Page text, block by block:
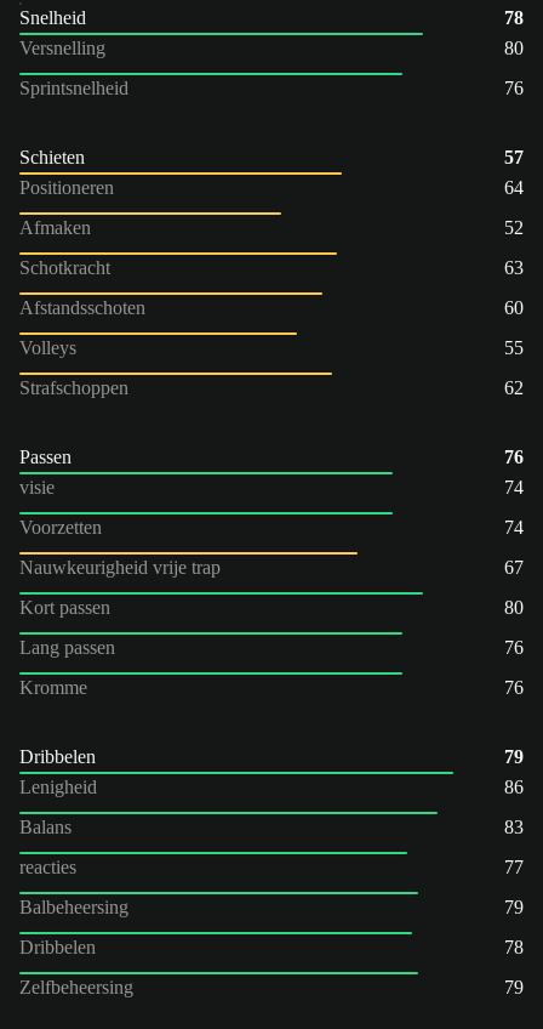
Snelheid
78
Versnelling
80
Sprintsnelheid
76
Schieten
57
Positioneren
64
Afmaken
52
Schotkracht
63
Afstandsschoten
60
Volleys
55
Strafschoppen
62
Passen
76
visie
74
Voorzetten
74
Nauwkeurigheid vrije trap
67
Kort passen
80
Lang passen
76
Kromme
76
Dribbelen
79
Lenigheid
86
Balans
83
reacties
77
Balbeheersing
79
Dribbelen
78
Zelfbeheersing
79